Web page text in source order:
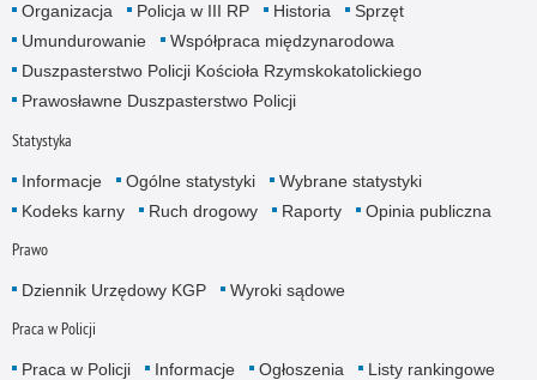
Organizacja
Policja w III RP Historia
Sprzęt
Umundurowanie
Współpraca międzynarodowa
Duszpasterstwo Policji Kościoła Rzymskokatolickiego
Prawosławne Duszpasterstwo Policji
Statystyka
Informacje Ogólne statystyki
Wybrane statystyki
Kodeks karny
Ruch drogowy Raporty Opinia publiczna
Prawo
Dziennik Urzędowy KGP Wyroki sądowe
Praca w Policji
Praca w Policji Informacje Ogłoszenia
Listy rankingowe